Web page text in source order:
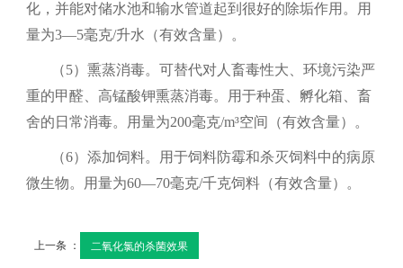
化，并能对储水池和输水管道起到很好的除垢作用。用
量为3—5毫克/升水（有效含量）。
（5）熏蒸消毒。可替代对人畜毒性大、环境污染严
重的甲醛、高锰酸钾熏蒸消毒。用于种蛋、孵化箱、畜
舍的日常消毒。用量为200毫克/m³空间（有效含量）。
（6）添加饲料。用于饲料防霉和杀灭饲料中的病原
微生物。用量为60—70毫克/千克饲料（有效含量）。
上一条 ： 二氧化氯的杀菌效果